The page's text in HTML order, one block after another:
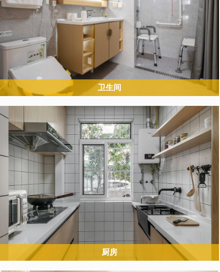
卫生间
倒、烫伤风险极高，需从防滑、扶手、安全防护、便利多维度改造。
厨房